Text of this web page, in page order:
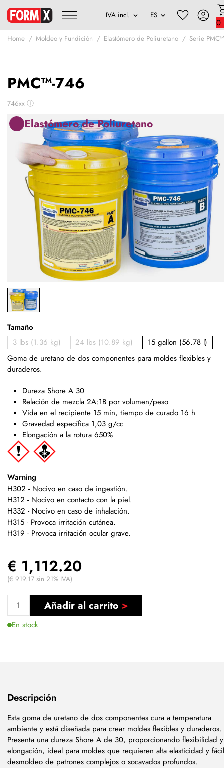
0
Home Moldeo y Fundición Elastómero de Poliuretano Serie PMC™
PMC™-746
746xx ⓘ
Elastómero de Poliuretano
Tamaño
3 lbs (1.36 kg)
24 lbs (10.89 kg)
15 gallon (56.78 l)
Goma de uretano de dos componentes para moldes flexibles y
duraderos.
Dureza Shore A 30
Relación de mezcla 2A:1B por volumen/peso
Vida en el recipiente 15 min, tiempo de curado 16 h
Gravedad específica 1,03 g/cc
Elongación a la rotura 650%
Warning
H302 - Nocivo en caso de ingestión.
H312 - Nocivo en contacto con la piel.
H332 - Nocivo en caso de inhalación.
H315 - Provoca irritación cutánea.
H319 - Provoca irritación ocular grave.
€ 1,112.20
(€ 919.17 sin 21% IVA)
Añadir al carrito
En stock
Descripción
Esta goma de uretano de dos componentes cura a temperatura
ambiente y está diseñada para crear moldes flexibles y duraderos.
Presenta una dureza Shore A de 30, proporcionando flexibilidad y
elongación, ideal para moldes que requieren alta elasticidad y fácil
desmoldeo de patrones complejos o socavados profundos.